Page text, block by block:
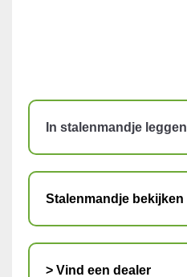
In stalenmandje leggen
Stalenmandje bekijken
> Vind een dealer